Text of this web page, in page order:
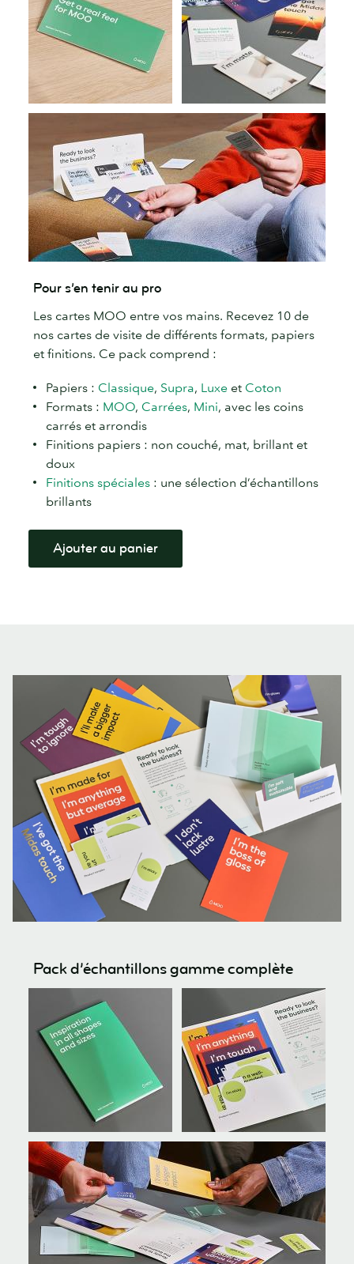
Pour s’en tenir au pro
Les cartes MOO entre vos mains. Recevez 10 de
nos cartes de visite de différents formats, papiers
et finitions. Ce pack comprend :
Papiers : Classique, Supra, Luxe et Coton
Formats : MOO, Carrées, Mini, avec les coins
carrés et arrondis
Finitions papiers : non couché, mat, brillant et
doux
Finitions spéciales : une sélection d’échantillons
brillants
Ajouter au panier
Pack d’échantillons gamme complète